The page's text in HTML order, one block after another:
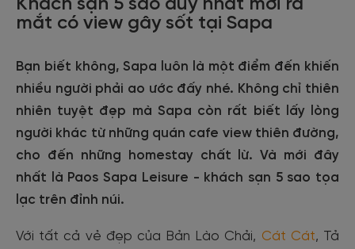
Khách sạn 5 sao duy nhất mới ra
mắt có view gây sốt tại Sapa
Bạn biết không, Sapa luôn là một điểm đến khiến
nhiều người phải ao ước đấy nhé. Không chỉ thiên
nhiên tuyệt đẹp mà Sapa còn rất biết lấy lòng
người khác từ những quán cafe view thiên đường,
cho đến những homestay chất lừ. Và mới đây
nhất là Paos Sapa Leisure - khách sạn 5 sao tọa
lạc trên đỉnh núi.
Với tất cả vẻ đẹp của Bản Lào Chải, Cát Cát, Tả